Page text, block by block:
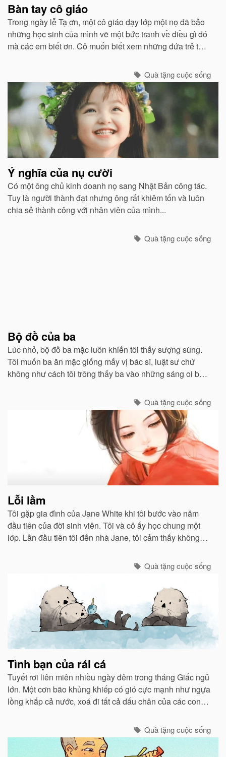
Bàn tay cô giáo
Trong ngày lễ Tạ ơn, một cô giáo dạy lớp một nọ đã bảo
những học sinh của mình vẽ một bức tranh về điều gì đó
mà các em biết ơn. Cô muốn biết xem những đứa trẻ từ
Quà tặng cuộc sống
Ý nghĩa của nụ cười
Có một ông chủ kinh doanh nọ sang Nhật Bản công tác.
Tuy là người thành đạt nhưng ông rất khiêm tốn và luôn
chia sẻ thành công với nhân viên của mình...
Quà tặng cuộc sống
Bộ đồ của ba
Lúc nhỏ, bộ đồ ba mặc luôn khiến tôi thấy sượng sùng.
Tôi muốn ba ăn mặc giống mấy vị bác sĩ, luật sư chứ
không như cách tôi trông thấy ba vào những sáng oi bức
Quà tặng cuộc sống
Lỗi lầm
Tôi gặp gia đình của Jane White khi tôi bước vào năm
đầu tiên của đời sinh viên. Tôi và cô ấy học chung một
lớp. Lần đầu tiên tôi đến nhà Jane, tôi cảm thấy không
Quà tặng cuộc sống
Tình bạn của rái cá
Tuyết rơi liên miên nhiều ngày đêm trong tháng Giấc ngủ
lớn. Một cơn bão khủng khiếp có gió cực mạnh như ngựa
lồng khắp cả nước, xoá đi tất cả dấu chân của các con
Quà tặng cuộc sống